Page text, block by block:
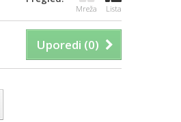
Mreža Lista
Uporedi (0)